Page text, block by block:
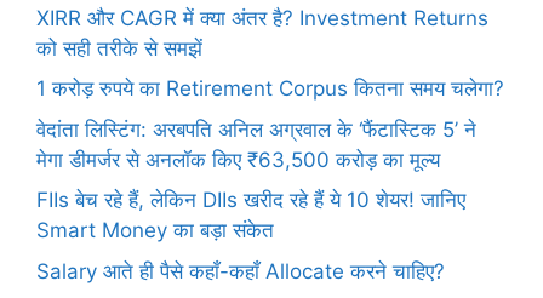
XIRR और CAGR में क्या अंतर है? Investment Returns
को सही तरीके से समझें
1 करोड़ रुपये का Retirement Corpus कितना समय चलेगा?
वेदांता लिस्टिंग: अरबपति अनिल अग्रवाल के ‘फैंटास्टिक 5’ ने
मेगा डीमर्जर से अनलॉक किए ₹63,500 करोड़ का मूल्य
FIIs बेच रहे हैं, लेकिन DIIs खरीद रहे हैं ये 10 शेयर! जानिए
Smart Money का बड़ा संकेत
Salary आते ही पैसे कहाँ-कहाँ Allocate करने चाहिए?